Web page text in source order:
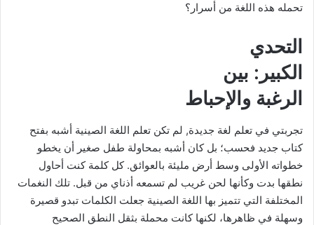
تحمله هذه اللغة من أسرار؟
التحدي
الكبير: بين
الرغبة والإحباط
تجربتي في تعلم لغة جديدة, لم تكن تعلم اللغة الصينية أشبه بفتح
كتاب جديد فحسب؛ بل كان أشبه بمحاولة طفل صغير أن يخطو
خطواته الأولى وسط أرض مليئة بالعوائق. كل كلمة كنت أحاول
نطقها بدت وكأنها لحن غريب لم تسمعه أذناي من قبل. تلك النغمات
المختلفة التي تتميز بها اللغة الصينية جعلت الكلمات تبدو قصيرة
وسهلة في ظاهرها، لكنها كانت محملة بثقل النطق الصحيح